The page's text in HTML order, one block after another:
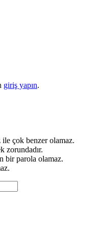
giriş yapın.
çok benzer olamaz.
zorundadır.
bir parola olamaz.